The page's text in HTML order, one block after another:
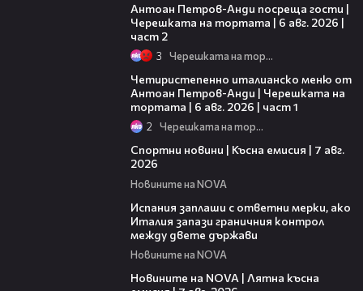
Антоан Петров-Анди посреща гости |
Черешката на тортата | 6 авг. 2026 |
част 2
3 Черешката на тортата
Четиристепенно италианско меню от
Антоан Петров-Анди | Черешката на
тортата | 6 авг. 2026 | част 1
2 Черешката на тортата
Спортни новини | Късна емисия | 7 авг.
2026
Новините на NOVA
Испания заплаши с ответни мерки, ако
Италия запази граничния контрол
между двете държави
Новините на NOVA
Новините на NOVA | Лятна късна